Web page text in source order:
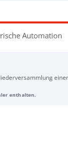
Automation
Zum Vorstand
enthalten.